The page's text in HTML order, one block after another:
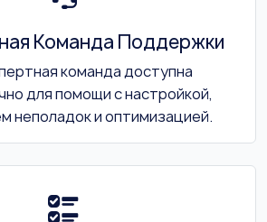
Команда Поддержки
команда доступна
для помощи с настройкой,
неполадок и оптимизацией.